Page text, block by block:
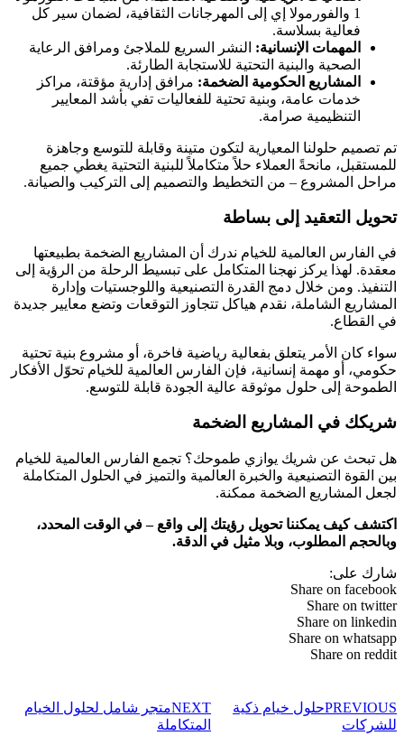
1 والفورمولا إي إلى المهرجانات الثقافية، لضمان سير كل
فعالية بسلاسة.
المهمات الإنسانية: النشر السريع للملاجئ ومرافق الرعاية
الصحية والبنية التحتية للاستجابة الطارئة.
المشاريع الحكومية الضخمة: مرافق إدارية مؤقتة، مراكز
خدمات عامة، وبنية تحتية للفعاليات تفي بأشد المعايير
التنظيمية صرامة.
تم تصميم حلولنا المعيارية لتكون متينة وقابلة للتوسع وجاهزة
للمستقبل، مانحةً العملاء حلاً متكاملاً للبنية التحتية يغطي جميع
مراحل المشروع – من التخطيط والتصميم إلى التركيب والصيانة.
تحويل التعقيد إلى بساطة
في الفارس العالمية للخيام ندرك أن المشاريع الضخمة بطبيعتها
معقدة. لهذا يركز نهجنا المتكامل على تبسيط الرحلة من الرؤية إلى
التنفيذ. ومن خلال دمج القدرة التصنيعية واللوجستيات وإدارة
المشاريع الشاملة، نقدم هياكل تتجاوز التوقعات وتضع معايير جديدة
في القطاع.
سواء كان الأمر يتعلق بفعالية رياضية فاخرة، أو مشروع بنية تحتية
حكومي، أو مهمة إنسانية، فإن الفارس العالمية للخيام تحوّل الأفكار
الطموحة إلى حلول موثوقة عالية الجودة قابلة للتوسع.
شريكك في المشاريع الضخمة
هل تبحث عن شريك يوازي طموحك؟ تجمع الفارس العالمية للخيام
بين القوة التصنيعية والخبرة العالمية والتميز في الحلول المتكاملة
لجعل المشاريع الضخمة ممكنة.
اكتشف كيف يمكننا تحويل رؤيتك إلى واقع – في الوقت المحدد،
وبالحجم المطلوب، وبلا مثيل في الدقة.
شارك على:
Share on facebook
Share on twitter
Share on linkedin
Share on whatsapp
Share on reddit
PREVIOUSحلول خيام ذكية
للشركات
NEXTمتجر شامل لحلول الخيام
المتكاملة